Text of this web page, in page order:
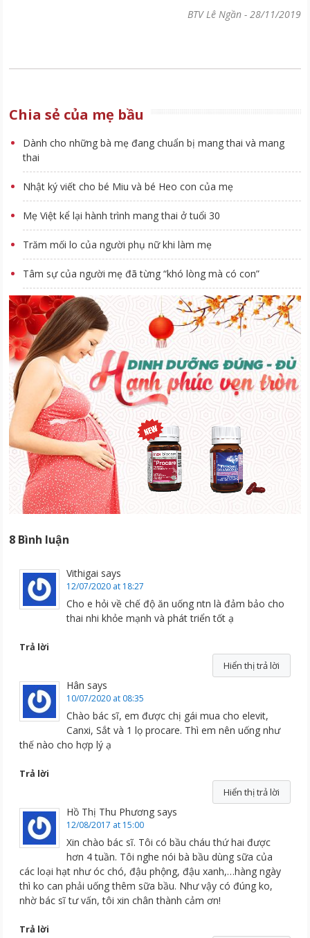
BTV Lê Ngần- 28/11/2019
Chia sẻ của mẹ bầu
Dành cho những bà mẹ đang chuẩn bị mang thai và mang
thai
Nhật ký viết cho bé Miu và bé Heo con của mẹ
Mẹ Việt kể lại hành trình mang thai ở tuổi 30
Trăm mối lo của người phụ nữ khi làm mẹ
Tâm sự của người mẹ đã từng “khó lòng mà có con”
8 Bình luận
Vithigai says
12/07/2020 at 18:27
Cho e hỏi về chế độ ăn uống ntn là đảm bảo cho
thai nhi khỏe mạnh và phát triển tốt ạ
Trả lời
Hiển thị trả lời
Hân says
10/07/2020 at 08:35
Chào bác sĩ, em được chị gái mua cho elevit,
Canxi, Sắt và 1 lọ procare. Thì em nên uống như
thế nào cho hợp lý ạ
Trả lời
Hiển thị trả lời
Hồ Thị Thu Phương says
12/08/2017 at 15:00
Xin chào bác sĩ. Tôi có bầu cháu thứ hai được
hơn 4 tuần. Tôi nghe nói bà bầu dùng sữa của
các loại hạt như óc chó, đậu phộng, đậu xanh,…hàng ngày
thì ko can phải uống thêm sữa bầu. Như vậy có đúng ko,
nhờ bác sĩ tư vấn, tôi xin chân thành cảm ơn!
Trả lời